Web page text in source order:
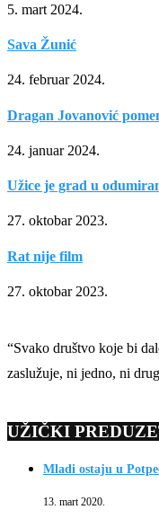
5. mart 2024.
Sava Žunić
24. februar 2024.
Dragan Jovanović
24. januar 2024.
Užice je grad u
27. oktobar 2023.
Rat nije film
27. oktobar 2023.
“Svako društvo koje bi
zaslužuje, ni jedno, ni
UŽIČKI
Mladi ostaju u
13. mart 2020.